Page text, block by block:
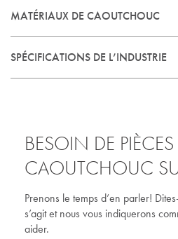
MANCHONS
MATÉRIAUX DE CAOUTCHOUC
L’EPDM se caractérise par sa
résistance exceptionnelle au
SPÉCIFICATIONS DE L’INDUSTRIE
JAE
UL
Matériau retardateur de flamme
SMP 200 (SMP 800C)
EMI/RFI
MIL
BESOIN DE PIÈCES
CAOUTCHOUC
Prenons le temps d’en parler!
s’agit et nous vous indiquerons
aider.